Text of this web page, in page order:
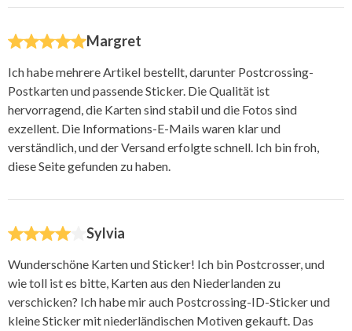
Margret
Ich habe mehrere Artikel bestellt, darunter Postcrossing-
Postkarten und passende Sticker. Die Qualität ist
hervorragend, die Karten sind stabil und die Fotos sind
exzellent. Die Informations-E-Mails waren klar und
verständlich, und der Versand erfolgte schnell. Ich bin froh,
diese Seite gefunden zu haben.
Sylvia
Wunderschöne Karten und Sticker! Ich bin Postcrosser, und
wie toll ist es bitte, Karten aus den Niederlanden zu
verschicken? Ich habe mir auch Postcrossing-ID-Sticker und
kleine Sticker mit niederländischen Motiven gekauft. Das